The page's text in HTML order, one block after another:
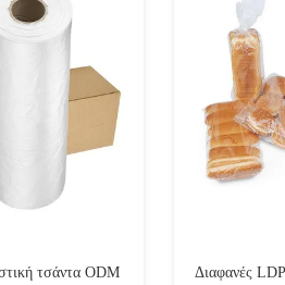
τσάντα ODM
Διαφανές